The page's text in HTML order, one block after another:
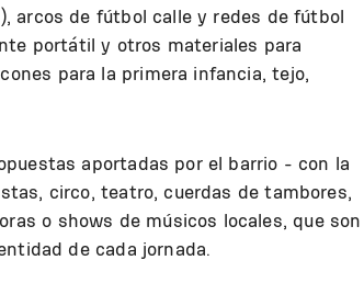
arcos de fútbol calle y redes de fútbol
portátil y otros materiales para
para la primera infancia, tejo,
aportadas por el barrio - con la
circo, teatro, cuerdas de tambores,
o shows de músicos locales, que son
de cada jornada.